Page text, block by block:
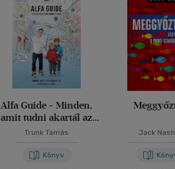
Alfa Guide - Minden,
amit tudni akartál az
alfa generációról
Trunk Tamás
Könyv
Jack